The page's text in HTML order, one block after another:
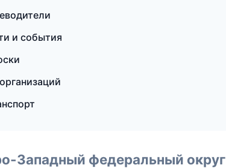
и события
Западный федеральный округ